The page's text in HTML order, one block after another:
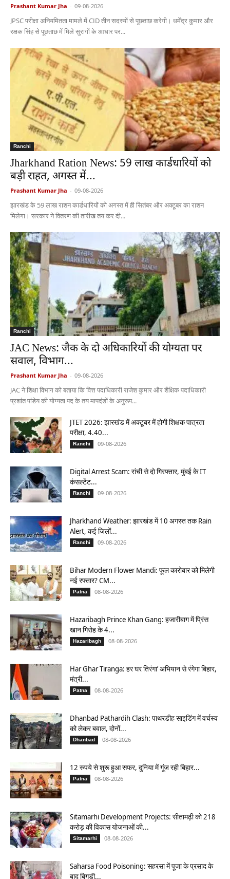
Prashant Kumar Jha - 09-08-2026
JPSC परीक्षा अनियमितता मामले में CID तीन सदस्यों से पूछताछ करेगी। धर्मेंद्र कुमार और
रक्षक सिंह से पूछताछ में मिले सुरागों के आधार पर...
Ranchi
Jharkhand Ration News: 59 लाख कार्डधारियों को
बड़ी राहत, अगस्त में...
Prashant Kumar Jha - 09-08-2026
झारखंड के 59 लाख राशन कार्डधारियों को अगस्त में ही सितंबर और अक्टूबर का राशन
मिलेगा। सरकार ने वितरण की तारीख तय कर दी...
Ranchi
JAC News: जैक के दो अधिकारियों की योग्यता पर
सवाल, विभाग...
Prashant Kumar Jha - 09-08-2026
JAC ने शिक्षा विभाग को बताया कि वित्त पदाधिकारी राजेश कुमार और शैक्षिक पदाधिकारी
प्रशांत पांडेय की योग्यता पद के तय मापदंडों के अनुरूप...
JTET 2026: झारखंड में अक्टूबर में होगी शिक्षक पात्रता
परीक्षा, 4.40...
Ranchi 09-08-2026
Digital Arrest Scam: रांची से दो गिरफ्तार, मुंबई के IT
कंसल्टेंट...
Ranchi 09-08-2026
Jharkhand Weather: झारखंड में 10 अगस्त तक Rain
Alert, कई जिलों...
Ranchi 09-08-2026
Bihar Modern Flower Mandi: फूल कारोबार को मिलेगी
नई रफ्तार? CM...
Patna 08-08-2026
Hazaribagh Prince Khan Gang: हजारीबाग में प्रिंस
खान गिरोह के 4...
Hazaribagh 08-08-2026
Har Ghar Tiranga: हर घर तिरंगा’ अभियान से रंगेगा बिहार,
मंत्री...
Patna 08-08-2026
Dhanbad Pathardih Clash: पाथरडीह साइडिंग में वर्चस्व
को लेकर बवाल, दोनों...
Dhanbad 08-08-2026
12 रुपये से शुरू हुआ सफर, दुनिया में गूंज रही बिहार...
Patna 08-08-2026
Sitamarhi Development Projects: सीतामढ़ी को 218
करोड़ की विकास योजनाओं की...
Sitamarhi 08-08-2026
Saharsa Food Poisoning: सहरसा में पूजा के प्रसाद के
बाद बिगड़ी...